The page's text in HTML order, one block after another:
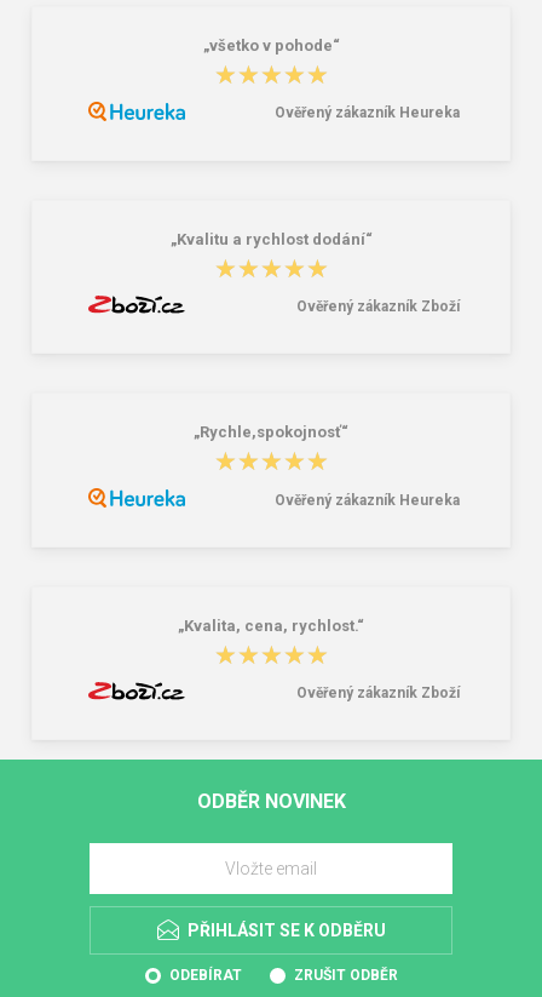
„všetko v pohode“
★★★★★
★★★★★
Ověřený zákazník Heureka
„Kvalitu a rychlost dodání“
★★★★★
★★★★★
Ověřený zákazník Zboží
„Rychle,spokojnosť“
★★★★★
★★★★★
Ověřený zákazník Heureka
„Kvalita, cena, rychlost.“
★★★★★
★★★★★
Ověřený zákazník Zboží
ODBĚR NOVINEK
PŘIHLÁSIT SE K ODBĚRU
ODEBÍRAT ZRUŠIT ODBĚR